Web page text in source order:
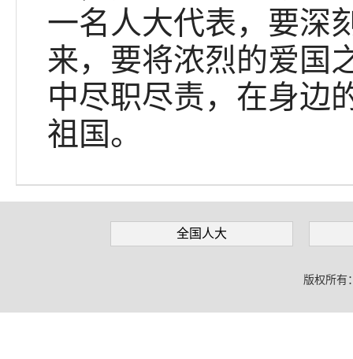
一名人大代表，要深
来，要将浓烈的爱国
中尽职尽责，在身边
祖国。
全国人大
版权所